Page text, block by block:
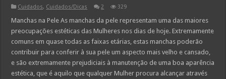
Cuidados, Cuidados/Dicas 2 329
Manchas na Pele As manchas da pele representam uma das maiores
preocupações estéticas das Mulheres nos dias de hoje. Extremamente
comuns em quase todas as faixas etárias, estas manchas poderão
contribuir para conferir à sua pele um aspecto mais velho e cansado,
e são extremamente prejudiciais à manutenção de uma boa aparência
estética, que é aquilo que qualquer Mulher procura alcançar através